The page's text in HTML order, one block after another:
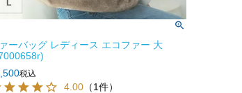
ーバッグ レディース エコファー 大
税込
4.00 （1件）